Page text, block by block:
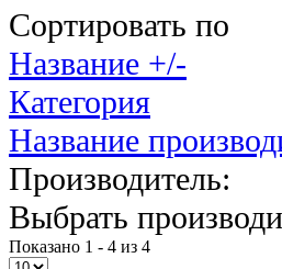
Сортировать по
Название +/-
Категория
Название
Производитель:
Выбрать
Показано 1 - 4 из 4